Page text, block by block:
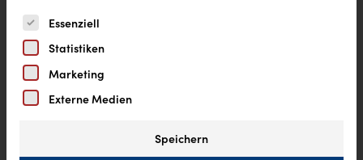
Es folgt eine Liste der Service-Gruppen, für die eine
Essenziell
Statistiken
Marketing
Externe Medien
Speichern